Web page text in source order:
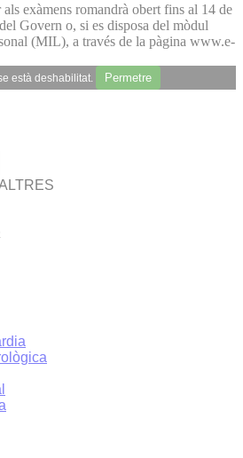
exàmens romandrà obert fins al 14 de
Govern o, si es disposa del mòdul
(MIL), a través de la pàgina www.e-
està deshabilitat. Permetre